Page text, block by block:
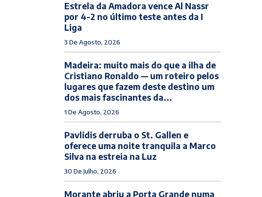
Estrela da Amadora vence Al Nassr
por 4-2 no último teste antes da I
Liga
3 De Agosto, 2026
Madeira: muito mais do que a ilha de
Cristiano Ronaldo — um roteiro pelos
lugares que fazem deste destino um
dos mais fascinantes da...
1 De Agosto, 2026
Pavlidis derruba o St. Gallen e
oferece uma noite tranquila a Marco
Silva na estreia na Luz
30 De Julho, 2026
Morante abriu a Porta Grande numa